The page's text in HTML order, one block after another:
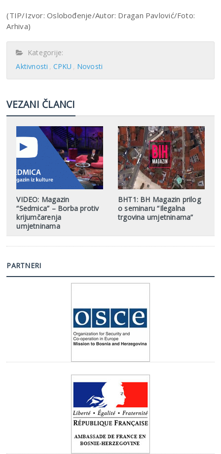
(TIP/Izvor: Oslobođenje/Autor: Dragan Pavlović/Foto:
Arhiva)
Kategorije:
Aktivnosti
CPKU Novosti
VEZANI ČLANCI
VIDEO: Magazin
“Sedmica” – Borba protiv
krijumčarenja
umjetninama
BHT1: BH Magazin prilog
o seminaru “Ilegalna
trgovina umjetninama”
PARTNERI